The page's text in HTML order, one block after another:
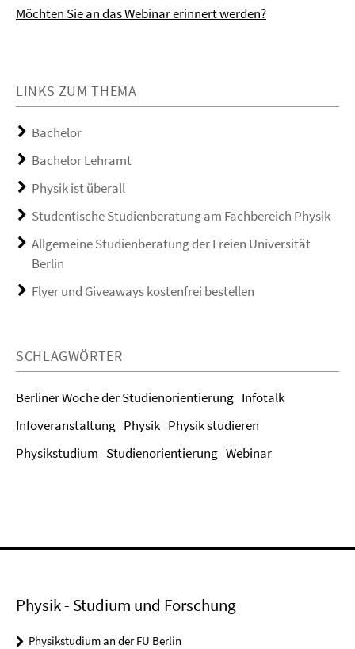
Möchten Sie an das Webinar erinnert werden?
LINKS ZUM THEMA
Bachelor
Bachelor Lehramt
Physik ist überall
Studentische Studienberatung am Fachbereich Physik
Allgemeine Studienberatung der Freien Universität
Berlin
Flyer und Giveaways kostenfrei bestellen
SCHLAGWÖRTER
Berliner Woche der Studienorientierung Infotalk
Infoveranstaltung Physik Physik studieren
Physikstudium Studienorientierung Webinar
Physik - Studium und Forschung
Physikstudium an der FU Berlin